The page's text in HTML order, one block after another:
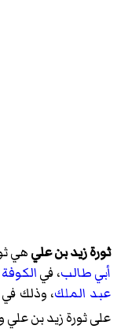
ثورة زيد بن عليهي
أبي طالب، فيالكوفة
عبد الملك، وذلك في
على ثورة زيد بن علي